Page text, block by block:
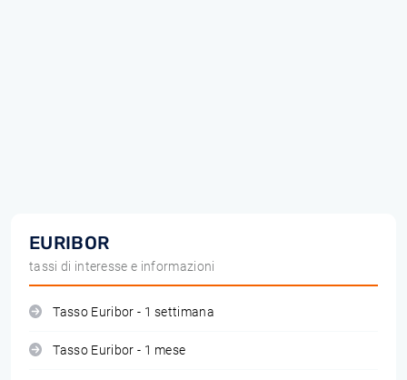
EURIBOR
tassi di interesse e informazioni
Tasso Euribor - 1 settimana
Tasso Euribor - 1 mese